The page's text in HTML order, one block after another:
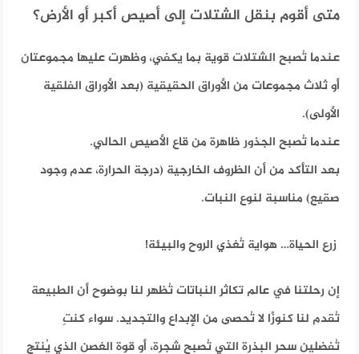
متى أقوم بنقل الشتلات إلى أصيص أكبر أو الأرض؟
عندما تُصبح الشتلات قوية بما يكفي، وظهرت عليها مجموعتان
أو ثلاث مجموعات من الأوراق الحقيقية (بعد الأوراق الفلقية
الأولى).
عندما تُصبح الجذور ظاهرة من قاع الأصيص الحالي.
بعد التأكد من أن الظروف الخارجية (درجة الحرارة، عدم وجود
صقيع) مناسبة لنوع النبات.
زرع الحياة… هواية تُغذي الروح والبيئة!
إن رحلتنا في عالم تكاثر النباتات تُظهر لنا بوضوح أن الطبيعة
تُقدم لنا كنوزًا لا تُحصى من الإبداع والتجديد. سواء كنتِ
تُفضلين سحر البذرة التي تُصبح شجرة، أو قوة الغصن الذي يُنتج